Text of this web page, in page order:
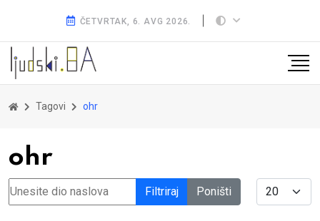
ČETVRTAK, 6. AVG 2026.
Tagovi ohr
ohr
Unesite dio naslova Filtriraj Poništi Display #